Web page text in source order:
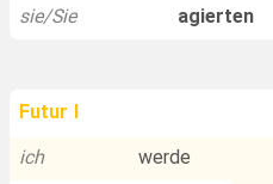
sie/Sie
agierten
Futur I
ich
werde